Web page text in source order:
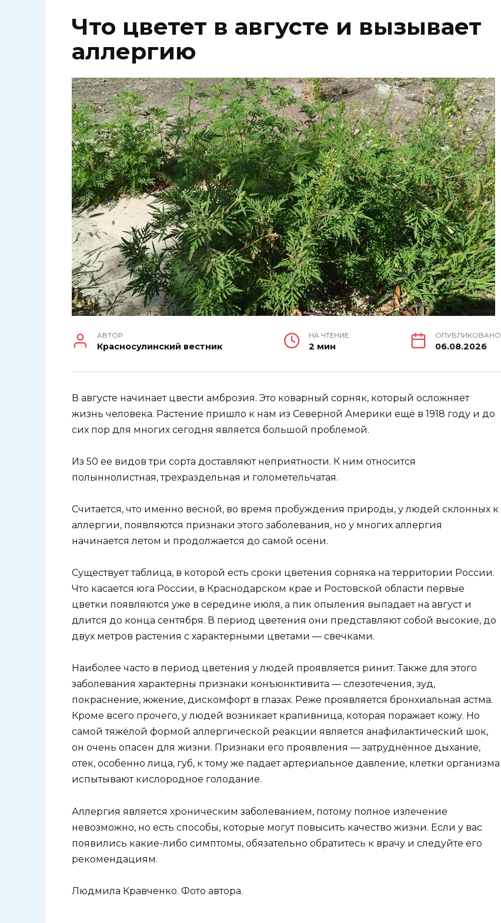
Что цветет в августе и вызывает
аллергию
АВТОР
Красносулинский вестник
НА ЧТЕНИЕ
2 мин
ОПУБЛИКОВАНО
06.08.2026
В августе начинает цвести амброзия. Это коварный сорняк, который осложняет
жизнь человека. Растение пришло к нам из Северной Америки ещё в 1918 году и до
сих пор для многих сегодня является большой проблемой.
Из 50 ее видов три сорта доставляют неприятности. К ним относится
полыннолистная, трехраздельная и голометельчатая.
Считается, что именно весной, во время пробуждения природы, у людей склонных к
аллергии, появляются признаки этого заболевания, но у многих аллергия
начинается летом и продолжается до самой осени.
Существует таблица, в которой есть сроки цветения сорняка на территории России.
Что касается юга России, в Краснодарском крае и Ростовской области первые
цветки появляются уже в середине июля, а пик опыления выпадает на август и
длится до конца сентября. В период цветения они представляют собой высокие, до
двух метров растения с характерными цветами — свечками.
Наиболее часто в период цветения у людей проявляется ринит. Также для этого
заболевания характерны признаки конъюнктивита — слезотечения, зуд,
покраснение, жжение, дискомфорт в глазах. Реже проявляется бронхиальная астма.
Кроме всего прочего, у людей возникает крапивница, которая поражает кожу. Но
самой тяжёлой формой аллергической реакции является анафилактический шок,
он очень опасен для жизни. Признаки его проявления — затруднённое дыхание,
отек, особенно лица, губ, к тому же падает артериальное давление, клетки организма
испытывают кислородное голодание.
Аллергия является хроническим заболеванием, потому полное излечение
невозможно, но есть способы, которые могут повысить качество жизни. Если у вас
появились какие-либо симптомы, обязательно обратитесь к врачу и следуйте его
рекомендациям.
Людмила Кравченко. Фото автора.